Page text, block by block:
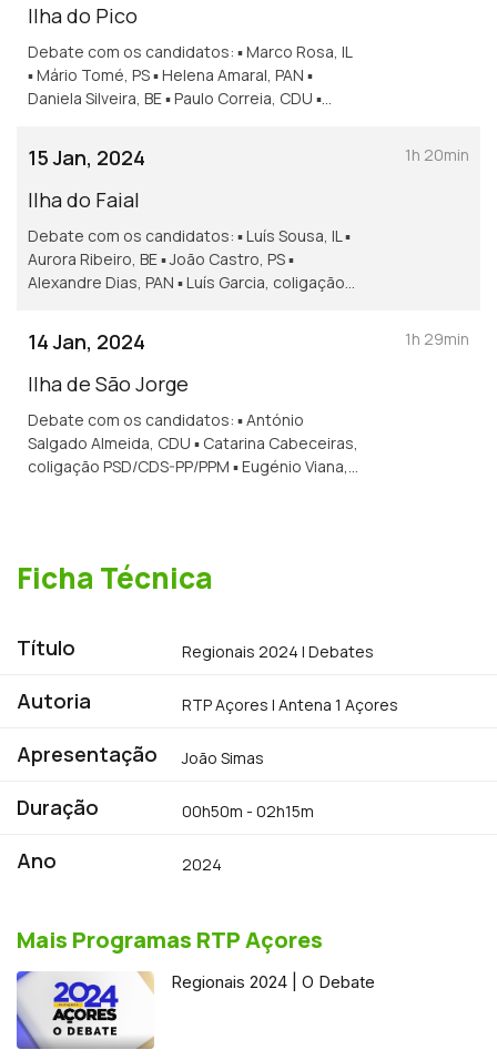
Ilha do Pico
Debate com os candidatos: ▪ Marco Rosa, IL
▪ Mário Tomé, PS ▪ Helena Amaral, PAN ▪
Daniela Silveira, BE ▪ Paulo Correia, CDU ▪
15 Jan, 2024
Ilha do Faial
Debate com os candidatos: ▪ Luís Sousa, IL ▪
Aurora Ribeiro, BE ▪ João Castro, PS ▪
Alexandre Dias, PAN ▪ Luís Garcia, coligação
1h 20min
14 Jan, 2024
Ilha de São Jorge
Debate com os candidatos: ▪ António
Salgado Almeida, CDU ▪ Catarina Cabeceiras,
coligação PSD/CDS-PP/PPM ▪ Eugénio Viana,
1h 29min
Ficha Técnica
Título Regionais 2024 | Debates
Autoria RTP Açores | Antena 1 Açores
Apresentação João Simas
Duração 00h50m - 02h15m
Ano 2024
Mais Programas RTP Açores
Regionais 2024 | O Debate